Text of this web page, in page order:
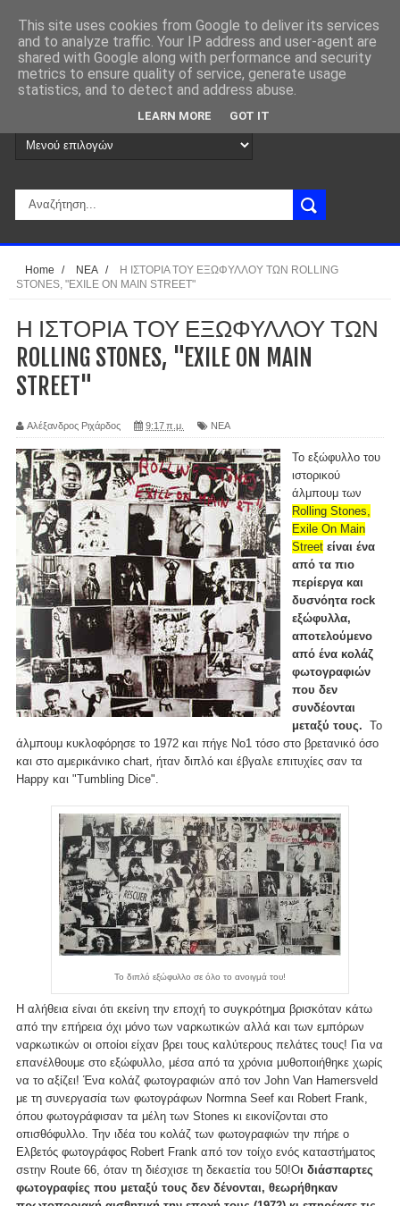
Home / ΝΕΑ /
Η ΙΣΤΟΡΙΑ ΤΟΥ ΕΞΩΦΥΛΛΟΥ ΤΩΝ ROLLING
STONES, "EXILE ON MAIN STREET"
Η ΙΣΤΟΡΙΑ ΤΟΥ ΕΞΩΦΥΛΛΟΥ ΤΩΝ
ROLLING STONES, "EXILE ON MAIN
STREET"
Αλέξανδρος Ριχάρδος 9:17 π.μ. ΝΕΑ
Το εξώφυλλο του
ιστορικού
άλμπουμ των
Rolling Stones,
Exile On Main
Street είναι ένα
από τα πιο
περίεργα και
δυσνόητα rock
εξώφυλλα,
αποτελούμενο
από ένα κολάζ
φωτογραφιών
που δεν
συνδέονται
μεταξύ τους. Το
άλμπουμ κυκλοφόρησε το 1972 και πήγε Νο1 τόσο στο βρετανικό όσο
και στο αμερικάνικο chart, ήταν διπλό και έβγαλε επιτυχίες σαν τα
Happy και "Tumbling Dice".
Το διπλό εξώφυλλο σε όλο το ανοιγμά του!
Η αλήθεια είναι ότι εκείνη την εποχή το συγκρότημα βρισκόταν κάτω
από την επήρεια όχι μόνο των ναρκωτικών αλλά και των εμπόρων
ναρκωτικών οι οποίοι είχαν βρει τους καλύτερους πελάτες τους! Για να
επανέλθουμε στο εξώφυλλο, μέσα από τα χρόνια μυθοποιήθηκε χωρίς
να το αξίζει! Ένα κολάζ φωτογραφιών από τον John Van Hamersveld
με τη συνεργασία των φωτογράφων Normna Seef και Robert Frank,
όπου φωτογράφισαν τα μέλη των Stones κι εικονίζονται στο
οπισθόφυλλο. Την ιδέα του κολάζ των φωτογραφιών την πήρε ο
Ελβετός φωτογράφος Robert Frank από τον τοίχο ενός καταστήματος
σsτην Route 66, όταν τη διέσχισε τη δεκαετία του 50!Οι διάσπαρτες
φωτογραφίες που μεταξύ τους δεν δένονται, θεωρήθηκαν
This site uses cookies from Google to deliver its services
and to analyze traffic. Your IP address and user-agent are
shared with Google along with performance and security
metrics to ensure quality of service, generate usage
statistics, and to detect and address abuse.
LEARN MORE GOT IT